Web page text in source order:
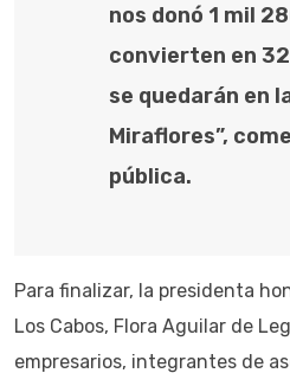
nos donó 1 mil
convierten en
se quedarán en
Miraflores”,
pública.
Para finalizar, la presidenta
Los Cabos, Flora Aguilar de
empresarios, integrantes de